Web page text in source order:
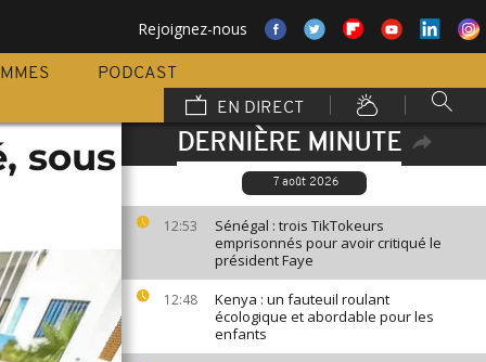
Rejoignez-nous
PODCAST
EN DIRECT
DERNIÈRE MINUTE
7 août 2026
12:53
Sénégal : trois TikTokeurs
emprisonnés pour avoir critiqué le
président Faye
12:48
Kenya : un fauteuil roulant
écologique et abordable pour les
enfants
sous